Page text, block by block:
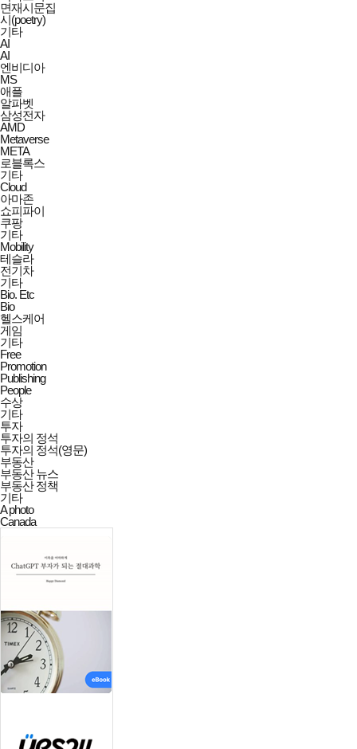
면재시문집
시(poetry)
기타
AI
AI
엔비디아
MS
애플
알파벳
삼성전자
AMD
Metaverse
META
로블록스
기타
Cloud
아마존
쇼피파이
쿠팡
기타
Mobility
테슬라
전기차
기타
Bio. Etc
Bio
헬스케어
게임
기타
Free
Promotion
Publishing
People
수상
기타
투자
투자의 정석
투자의 정석(영문)
부동산
부동산 뉴스
부동산 정책
기타
A photo
Canada